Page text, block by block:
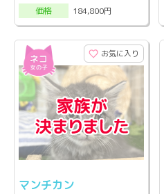
価格
184,800円
お気に入り
マンチカン